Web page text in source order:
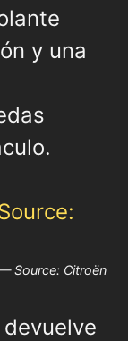
y una
Source: Citroën
devuelve